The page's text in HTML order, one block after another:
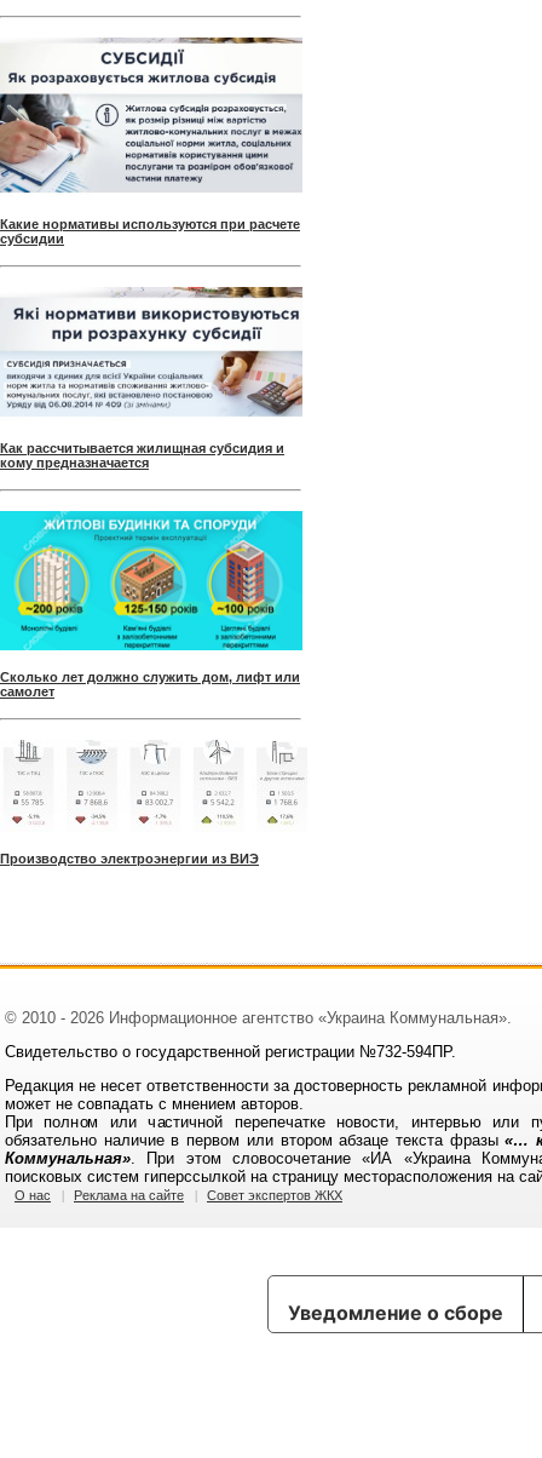
Какие нормативы используются при расчете
субсидии
Как рассчитывается жилищная субсидия и
кому предназначается
Сколько лет должно служить дом, лифт или
самолет
Производство электроэнергии из ВИЭ
© 2010 - 2026 Информационное агентство «Украина Коммунальная».
Свидетельство о государственной регистрации №732-594ПР.
Редакция не несет ответственности за достоверность рекламной
может не совпадать с мнением авторов.
При полном или частичной перепечатке новости, интервью или
обязательно наличие в первом или втором абзаце текста фразы «…
Коммунальная». При этом словосочетание «ИА «Украина
поисковых систем гиперссылкой на страницу месторасположения на
О нас Реклама на сайте Совет экспертов ЖКХ
Уведомление о сборе